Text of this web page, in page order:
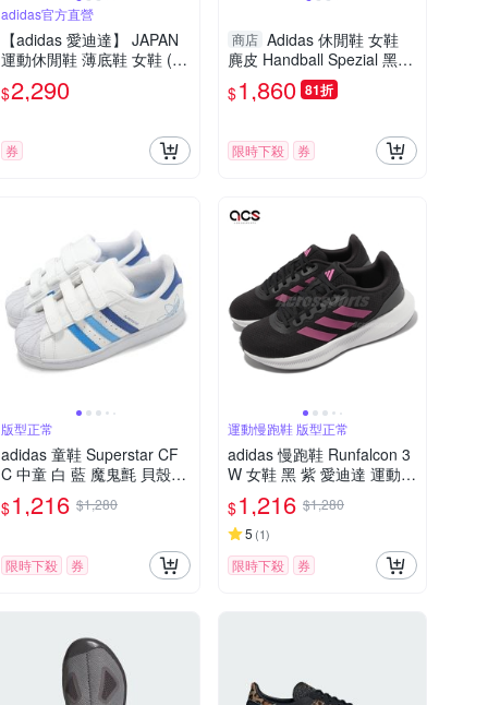
adidas官方直營
【adidas 愛迪達】 JAPAN
運動休閒鞋 薄底鞋 女鞋 (多
款任選)
$2,290
券
商店 Adidas 休閒鞋 女鞋
麂皮 Handball Spezial 黑粉
【運動世界】IE5897
$1,860 81折
限時下殺 券
版型正常
adidas 童鞋 Superstar CF
C 中童 白 藍 魔鬼氈 貝殼頭
休閒鞋 愛迪達 IF3577
$1,216 $1,280
限時下殺 券
運動慢跑鞋 版型正常
adidas 慢跑鞋 Runfalcon 3
W 女鞋 黑 紫 愛迪達 運動鞋
路跑 HP7560
$1,216 $1,280
5 (1)
限時下殺 券